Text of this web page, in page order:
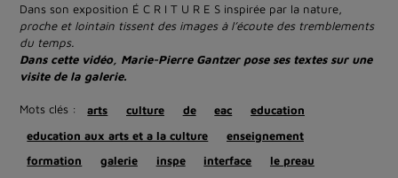
Dans son exposition É C R I T U R E S inspirée par la nature,
proche et lointain tissent des images à l’écoute des tremblements
du temps.
Dans cette vidéo, Marie-Pierre Gantzer pose ses textes sur une
visite de la galerie.
Mots clés : arts culture de eac
education
education aux arts et a la culture
enseignement
formation
galerie inspe interface
le preau